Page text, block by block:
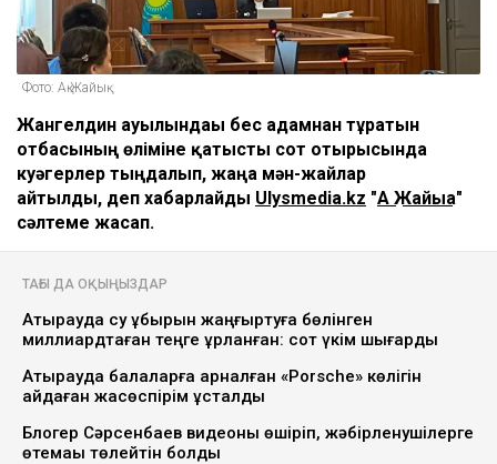
Фото: Ақ Жайық
Жангелдин ауылындағы бес адамнан тұратын
отбасының өліміне қатысты сот отырысында
куәгерлер тыңдалып, жаңа мән-жайлар
айтылды, деп хабарлайды Ulysmedia.kz "Ақ Жайыққа"
сәлтеме жасап.
ТАҒЫ ДА ОҚЫҢЫЗДАР
Атырауда су құбырын жаңғыртуға бөлінген
миллиардтаған теңге ұрланған: сот үкім шығарды
Атырауда балаларға арналған «Porsche» көлігін
айдаған жасөспірім ұсталды
Блогер Сәрсенбаев видеоны өшіріп, жәбірленушілерге
өтемақы төлейтін болды